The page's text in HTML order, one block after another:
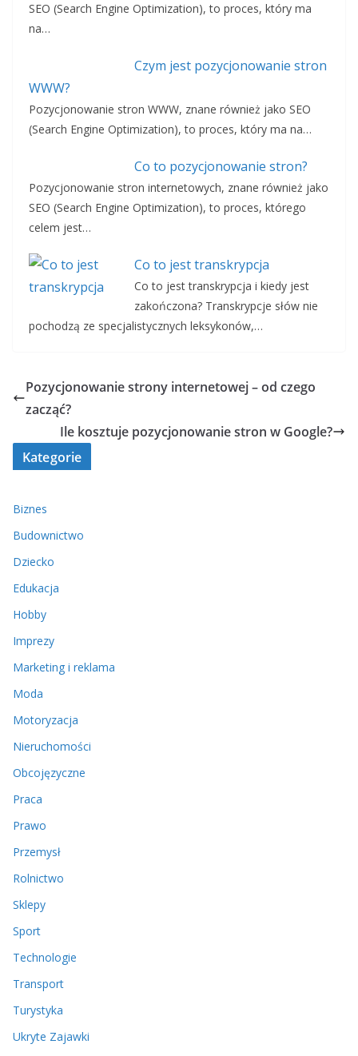
SEO (Search Engine Optimization), to proces, który ma
na…
Czym jest pozycjonowanie stron
WWW?
Pozycjonowanie stron WWW, znane również jako SEO
(Search Engine Optimization), to proces, który ma na…
Co to pozycjonowanie stron?
Pozycjonowanie stron internetowych, znane również jako
SEO (Search Engine Optimization), to proces, którego
celem jest…
Co to jest transkrypcja
Co to jest transkrypcja i kiedy jest
zakończona? Transkrypcje słów nie
pochodzą ze specjalistycznych leksykonów,…
Pozycjonowanie strony internetowej – od czego
zacząć?
Ile kosztuje pozycjonowanie stron w Google?
Kategorie
Biznes
Budownictwo
Dziecko
Edukacja
Hobby
Imprezy
Marketing i reklama
Moda
Motoryzacja
Nieruchomości
Obcojęzyczne
Praca
Prawo
Przemysł
Rolnictwo
Sklepy
Sport
Technologie
Transport
Turystyka
Ukryte Zajawki